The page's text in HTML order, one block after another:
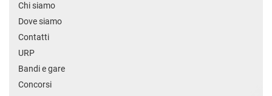
Chi siamo
Dove siamo
Contatti
URP
Bandi e gare
Concorsi